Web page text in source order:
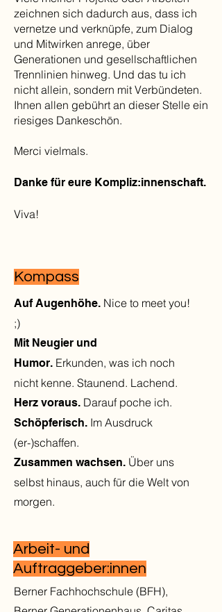
zeichnen sich dadurch aus, dass ich
vernetze und verknüpfe, zum Dialog
und Mitwirken anrege, über
Generationen und gesellschaftlichen
Trennlinien hinweg. Und das tu ich
nicht allein, sondern mit Verbündeten.
Ihnen allen gebührt an dieser Stelle ein
riesiges Dankeschön.
Merci vielmals.
Danke für eure Kompliz:innenschaft.
Viva!
Kompass
Auf Augenhöhe. Nice to meet you!
;)
Mit Neugier und
Humor. Erkunden, was ich noch
nicht kenne. Staunend. Lachend.
Herz voraus. Darauf poche ich.
Schöpferisch. Im Ausdruck
(er-)schaffen.
Zusammen wachsen. Über uns
selbst hinaus, auch für die Welt von
morgen.
Arbeit- und
Auftraggeber:innen
Berner Fachhochschule (BFH),